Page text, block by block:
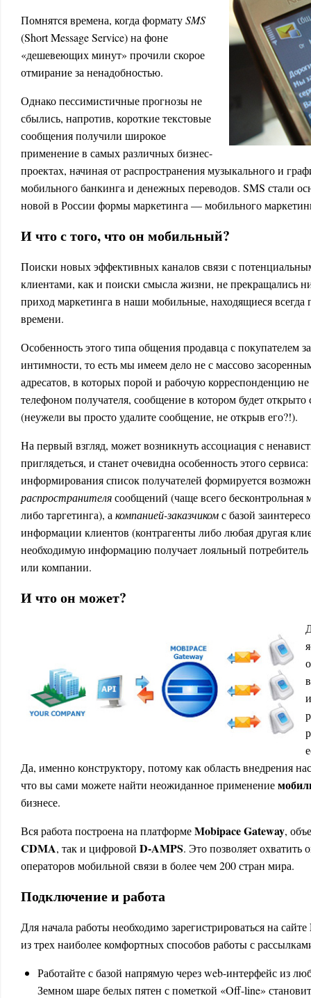
Помнятся времена, когда форматуSMS
(Short Message Service) на фоне
«дешевеющих минут» прочили скорое
отмирание за ненадобностью.
Однако пессимистичные прогнозы не
сбылись, напротив, короткие текстовые
сообщения получили широкое
применение в самых различных бизнес-
проектах, начиная от распространения музыкального и
мобильного банкинга и денежных переводов. SMS стали
новой в России формы маркетинга — мобильного
И что с того, что он мобильный?
Поиски новых эффективных каналов связи с
клиентами, как и поиски смысла жизни, не прекращались
приход маркетинга в наши мобильные, находящиеся всегда
времени.
Особенность этого типа общения продавца с покупателем
интимности, то есть мы имеем дело не с массово
адресатов, в которых порой и рабочую корреспонденцию
телефоном получателя, сообщение в котором будет открыто
(неужели вы просто удалите сообщение, не открыв его?!).
На первый взгляд, может возникнуть ассоциация с
приглядеться, и станет очевидна особенность этого
информирования список получателей формируется
распространителясообщений (чаще всего бесконтрольная
либо таргетинга), а компанией-заказчикомс базой
информации клиентов (контрагенты либо любая другая
необходимую информацию получает лояльный
или компании.
И что он может?
Да, именно конструктору, потому как область внедрения
что вы сами можете найти неожиданное применение
бизнесе.
Вся работа построена на платформеMobipace Gateway,
CDMA, так и цифровой D-AMPS. Это позволяет охватить
операторов мобильной связи в более чем 200 стран мира.
Подключение и работа
Для начала работы необходимо зарегистрироваться на сайте
из трех наиболее комфортных способов работы с
Работайте с базой напрямую через web-интерфейс из
Земном шаре белых пятен с пометкой «Off-line»